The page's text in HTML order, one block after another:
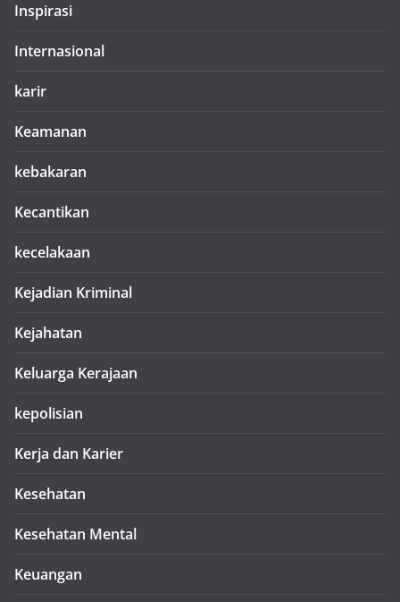
Inspirasi
Internasional
karir
Keamanan
kebakaran
Kecantikan
kecelakaan
Kejadian Kriminal
Kejahatan
Keluarga Kerajaan
kepolisian
Kerja dan Karier
Kesehatan
Kesehatan Mental
Keuangan